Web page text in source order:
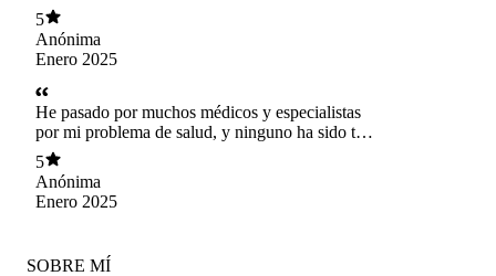
5
Anónima
Enero 2025
He pasado por muchos médicos y especialistas
por mi problema de salud, y ninguno ha sido tan
claro y acertado como la Dra Lorena, de verdad
agradezco haberla encontrado y que sea ella
quien ahora me ayuda con mi salud
5
Anónima
Enero 2025
SOBRE MÍ